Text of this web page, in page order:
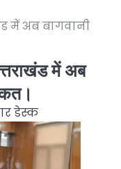
में अब बागवानी
में अब
डेस्क